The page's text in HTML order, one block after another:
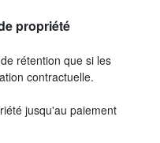
propriété
rétention que si les
contractuelle.
jusqu'au paiement